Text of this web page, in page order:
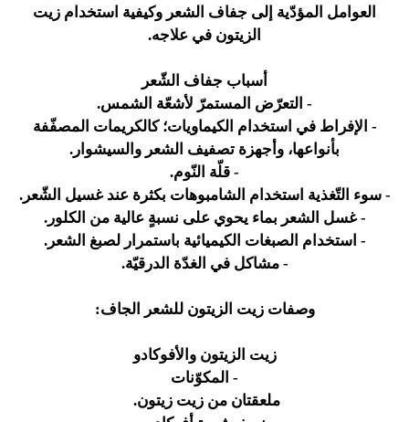
العوامل المؤدّية إلى جفاف الشعر وكيفية استخدام زيت
الزيتون في علاجه.
أسباب جفاف الشّعر
- التعرّض المستمرّ لأشعّة الشمس.
- الإفراط في استخدام الكيماويات؛ كالكريمات المصفّفة
بأنواعها، وأجهزة تصفيف الشعر والسيشوار.
- قلّة النّوم.
- سوء التّغذية استخدام الشامبوهات بكثرة عند غسيل الشّعر.
- غسل الشعر بماء يحوي على نسبةٍ عالية من الكلور.
- استخدام الصبغات الكيميائية باستمرار لصبغ الشعر.
- مشاكل في الغدّة الدرقيّة.
وصفات زيت الزيتون للشعر الجاف:
زيت الزيتون والأفوكادو
- المكوّنات
ملعقتان من زيت زيتون.